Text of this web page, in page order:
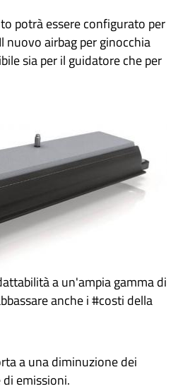
potrà essere configurato per
airbag per ginocchia
sia per il guidatore che per
a un'ampia gamma di
anche i #costi della
a una diminuzione dei
emissioni.